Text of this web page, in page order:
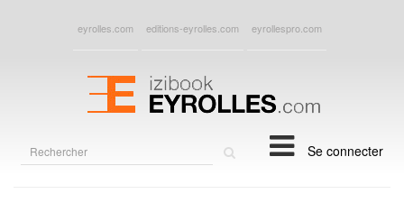
eyrolles.com editions-eyrolles.com eyrollespro.com
Se connecter